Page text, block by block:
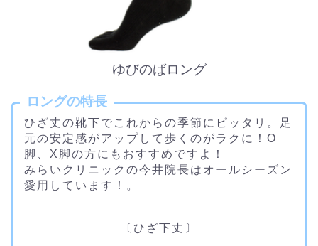
ゆびのばロング
ロングの特長
ひざ丈の靴下でこれからの季節にピッタリ。足
元の安定感がアップして歩くのがラクに！O
脚、X脚の方にもおすすめですよ！
みらいクリニックの今井院長はオールシーズン
愛用しています！。
〔ひざ下丈〕